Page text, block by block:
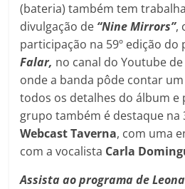
(bateria) também tem
divulgação de “Nine Mirrors”,
participação na 59º edição do
Falar, no canal do Youtube de
onde a banda pôde contar
todos os detalhes do álbum e
grupo também é destaque na
Webcast Taverna, com uma
com a vocalista Carla
Assista ao programa de